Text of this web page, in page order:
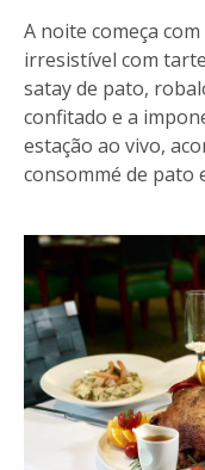
A noite começa
irresistível com
satay de pato,
confitado e a
estação ao vivo,
consommé de pato